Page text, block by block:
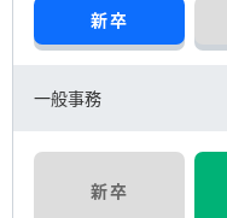
新卒
一般事務
新卒